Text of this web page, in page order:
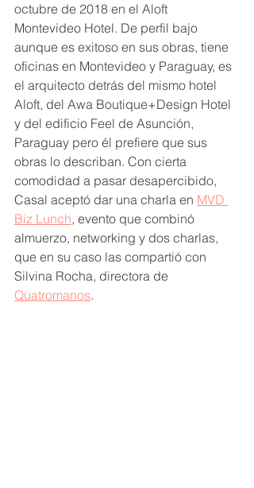
octubre de 2018 en el Aloft
Montevideo Hotel. De perfil bajo
aunque es exitoso en sus obras, tiene
oficinas en Montevideo y Paraguay, es
el arquitecto detrás del mismo hotel
Aloft, del Awa Boutique+Design Hotel
y del edificio Feel de Asunción,
Paraguay pero él prefiere que sus
obras lo describan. Con cierta
comodidad a pasar desapercibido,
Casal aceptó dar una charla en MVD
Biz Lunch, evento que combinó
almuerzo, networking y dos charlas,
que en su caso las compartió con
Silvina Rocha, directora de
Quatromanos.